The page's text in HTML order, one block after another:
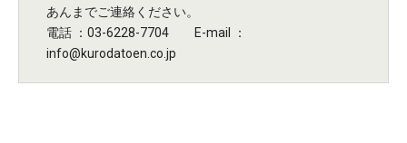
あんまでご連絡ください。
電話 ：03-6228-7704 E-mail ：
info@kurodatoen.co.jp